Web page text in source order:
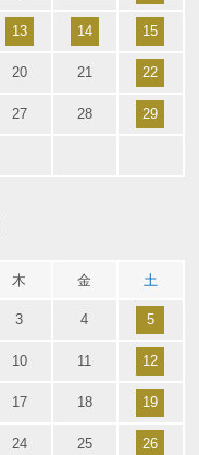
13 14 15
20 21 22
27 28 29
木 金 土
3 4 5
10 11 12
17 18 19
24 25 26